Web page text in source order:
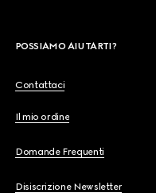
POSSIAMO AIUTARTI?
Contattaci
Il mio ordine
Domande Frequenti
Disiscrizione Newsletter